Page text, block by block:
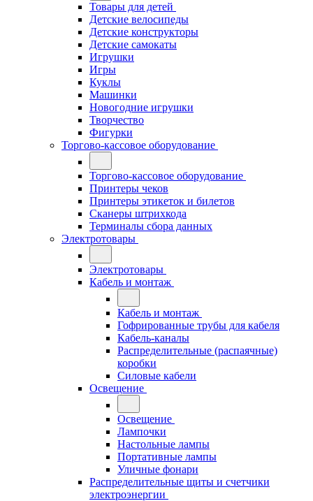
Товары для детей
Детские велосипеды
Детские конструкторы
Детские самокаты
Игрушки
Игры
Куклы
Машинки
Новогодние игрушки
Творчество
Фигурки
Торгово-кассовое оборудование
Торгово-кассовое оборудование
Принтеры чеков
Принтеры этикеток и билетов
Сканеры штрихкода
Терминалы сбора данных
Электротовары
Электротовары
Кабель и монтаж
Кабель и монтаж
Гофрированные трубы для кабеля
Кабель-каналы
Распределительные (распаячные)
коробки
Силовые кабели
Освещение
Освещение
Лампочки
Настольные лампы
Портативные лампы
Уличные фонари
Распределительные щиты и счетчики
электроэнергии